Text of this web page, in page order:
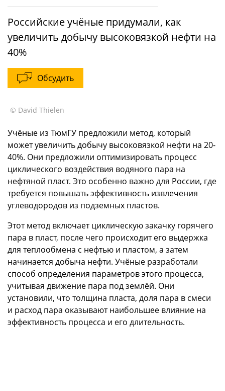
Российские учёные придумали, как
увеличить добычу высоковязкой нефти на
40%
Обсудить
© David Thielen
Учёные из ТюмГУ предложили метод, который
может увеличить добычу высоковязкой нефти на 20-
40%. Они предложили оптимизировать процесс
циклического воздействия водяного пара на
нефтяной пласт. Это особенно важно для России, где
требуется повышать эффективность извлечения
углеводородов из подземных пластов.
Этот метод включает циклическую закачку горячего
пара в пласт, после чего происходит его выдержка
для теплообмена с нефтью и пластом, а затем
начинается добыча нефти. Учёные разработали
способ определения параметров этого процесса,
учитывая движение пара под землёй. Они
установили, что толщина пласта, доля пара в смеси
и расход пара оказывают наибольшее влияние на
эффективность процесса и его длительность.